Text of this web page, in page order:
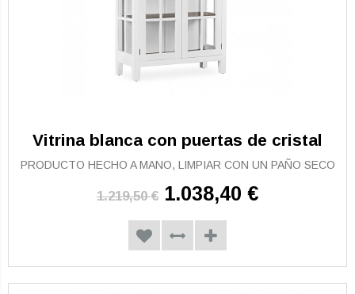
Vitrina blanca con puertas de cristal
PRODUCTO HECHO A MANO, LIMPIAR CON UN PAÑO SECO
1.219,50 € 1.038,40 €